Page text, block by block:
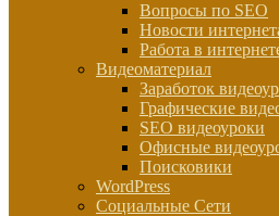
Вопросы по SEO
Новости
Работа в
Видеоматериал
Заработок
Графические
SEO видеоуроки
Офисные
Поисковики
WordPress
Социальные Сети